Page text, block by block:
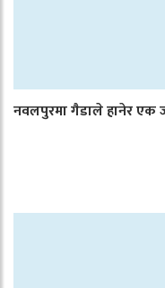
नवलपुरमा गैडाले हानेर एक